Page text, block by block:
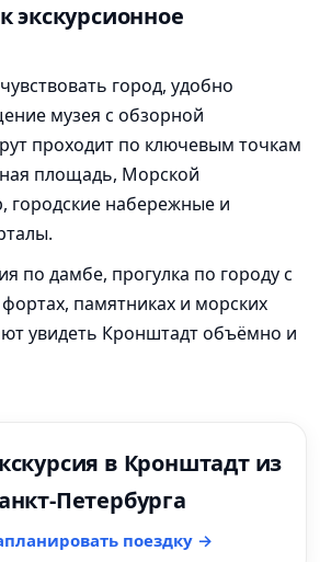
экскурсионное
город, удобно
музея с обзорной
проходит по ключевым точкам
площадь, Морской
городские набережные и
по дамбе, прогулка по городу с
памятниках и морских
увидеть Кронштадт объёмно и
в Кронштадт из
Петербурга
поездку →